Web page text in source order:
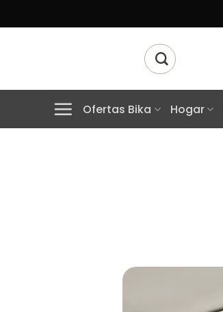
to
Buscar
Ofertas Bika Hogar